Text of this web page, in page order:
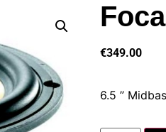
€349.00
6.5 ”